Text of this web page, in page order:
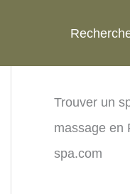
Trouver un
massage en
spa.com